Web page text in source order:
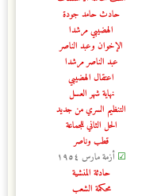
حادث حامد جودة
الهضيبي مرشدا
الإخوان وعبد الناصر
عبد الناصر مرشدا
اعتقال الهضيبي
نهاية شهر العسل
التنظيم السري من جديد
الحل الثاني للجماعة
قطب وناصر
☑ أزمة مارس ١٩٥٤
حادثة المنشية
محكمة الشعب